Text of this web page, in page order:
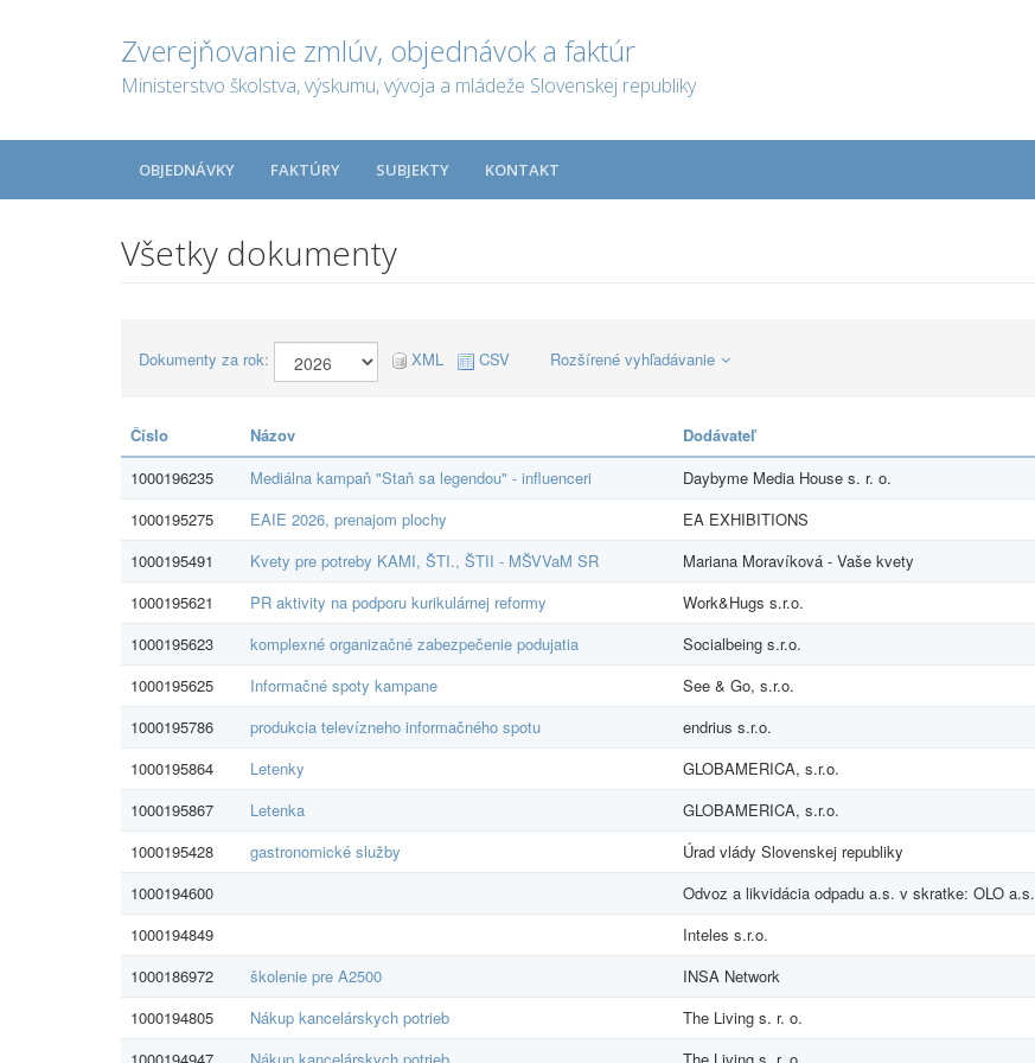
Zverejňovanie zmlúv, objednávok a faktúr
Ministerstvo školstva, výskumu, vývoja a mládeže Slovenskej republiky
OBJEDNÁVKY FAKTÚRY SUBJEKTY KONTAKT
Všetky dokumenty
Dokumenty za rok: XML CSV Rozšírené vyhľadávanie
Číslo Názov Dodávateľ
1000196235
Mediálna kampaň "Staň sa legendou" - influenceri Daybyme Media House s. r. o.
1000195275
EAIE 2026, prenajom plochy EA EXHIBITIONS
1000195491
Kvety pre potreby KAMI, ŠTI., ŠTII - MŠVVaM SR Mariana Moravíková - Vaše kvety
1000195621
PR aktivity na podporu kurikulárnej reformy Work&Hugs s.r.o.
1000195623
komplexné organizačné zabezpečenie podujatia Socialbeing s.r.o.
1000195625
Informačné spoty kampane See & Go, s.r.o.
1000195786
produkcia televízneho informačného spotu endrius s.r.o.
1000195864
Letenky GLOBAMERICA, s.r.o.
1000195867
Letenka GLOBAMERICA, s.r.o.
1000195428
gastronomické služby Úrad vlády Slovenskej republiky
1000194600
Odvoz a likvidácia odpadu a.s. v skratke: OLO a.s.
1000194849
Inteles s.r.o.
1000186972
školenie pre A2500 INSA Network
1000194805
Nákup kancelárskych potrieb The Living s. r. o.
1000194947
Nákup kancelárskych potrieb The Living s. r. o.